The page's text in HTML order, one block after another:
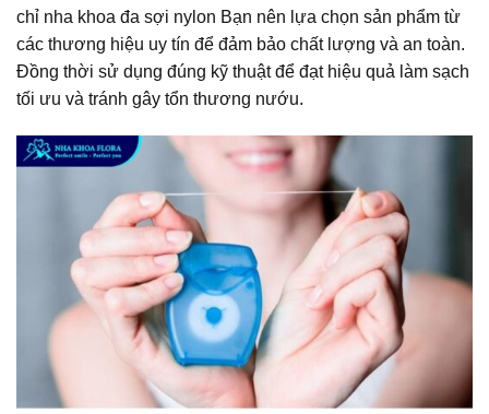
chỉ nha khoa đa sợi nylon Bạn nên lựa chọn sản phẩm từ
các thương hiệu uy tín để đảm bảo chất lượng và an toàn.
Đồng thời sử dụng đúng kỹ thuật để đạt hiệu quả làm sạch
tối ưu và tránh gây tổn thương nướu.